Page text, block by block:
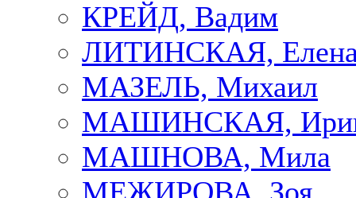
КРЕЙД, Вадим
ЛИТИНСКАЯ,
МАЗЕЛЬ, Михаил
МАШИНСКАЯ,
МАШНОВА, Мила